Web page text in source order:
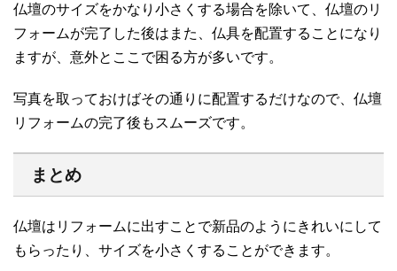
仏壇のサイズをかなり小さくする場合を除いて、仏壇のリ
フォームが完了した後はまた、仏具を配置することになり
ますが、意外とここで困る方が多いです。
写真を取っておけばその通りに配置するだけなので、仏壇
リフォームの完了後もスムーズです。
まとめ
仏壇はリフォームに出すことで新品のようにきれいにして
もらったり、サイズを小さくすることができます。